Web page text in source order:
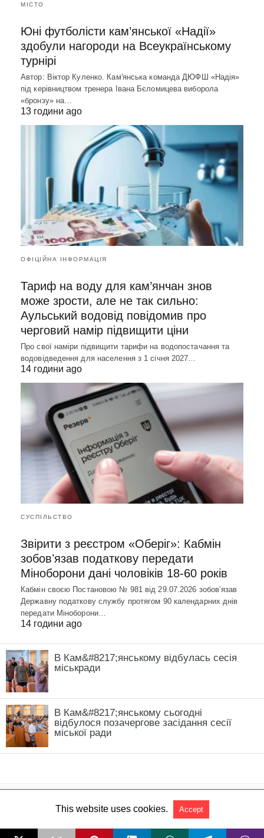
МІСТО
Юні футболісти кам’янської «Надії»
здобули нагороди на Всеукраїнському
турнірі
Автор: Віктор Куленко. Кам'янська команда ДЮФШ «Надія»
під керівництвом тренера Івана Бєломицева виборола
«бронзу» на…
13 години ago
ОФІЦІЙНА ІНФОРМАЦІЯ
Тариф на воду для кам’янчан знов
може зрости, але не так сильно:
Аульський водовід повідомив про
черговий намір підвищити ціни
Про свої наміри підвищити тарифи на водопостачання та
водовідведення для населення з 1 січня 2027…
14 години ago
СУСПІЛЬСТВО
Звірити з реєстром «Оберіг»: Кабмін
зобовʼязав податкову передати
Міноборони дані чоловіків 18-60 років
Кабмін своєю Постановою № 981 від 29.07.2026 зобовʼязав
Державну податкову службу протягом 90 календарних днів
передати Міноборони…
14 години ago
В Кам&#8217;янському відбулась сесія
міськради
В Кам&#8217;янському сьогодні
відбулося позачергове засідання сесії
міської ради
All Rights Reserved View Non-AMP Version
This website uses cookies. Accept